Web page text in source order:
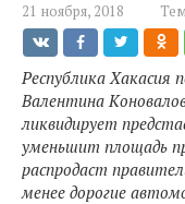
21 ноября, 2018
Республика Хакасия
Валентина
ликвидирует
уменьшит площадь
распродаст
менее дорогие